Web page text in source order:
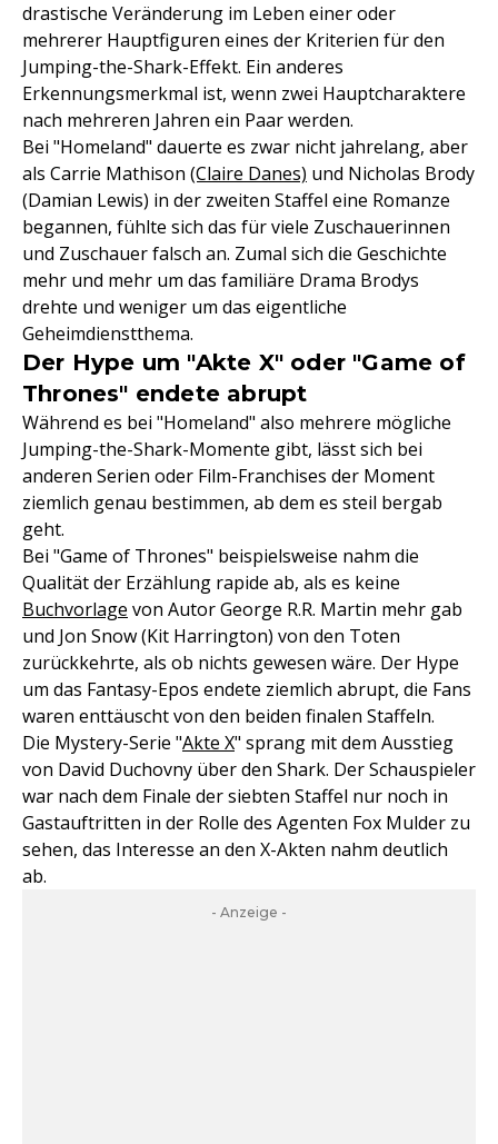
drastische Veränderung im Leben einer oder
mehrerer Hauptfiguren eines der Kriterien für den
Jumping-the-Shark-Effekt. Ein anderes
Erkennungsmerkmal ist, wenn zwei Hauptcharaktere
nach mehreren Jahren ein Paar werden.
Bei "Homeland" dauerte es zwar nicht jahrelang, aber
als Carrie Mathison (Claire Danes) und Nicholas Brody
(Damian Lewis) in der zweiten Staffel eine Romanze
begannen, fühlte sich das für viele Zuschauerinnen
und Zuschauer falsch an. Zumal sich die Geschichte
mehr und mehr um das familiäre Drama Brodys
drehte und weniger um das eigentliche
Geheimdienstthema.
Der Hype um "Akte X" oder "Game of
Thrones" endete abrupt
Während es bei "Homeland" also mehrere mögliche
Jumping-the-Shark-Momente gibt, lässt sich bei
anderen Serien oder Film-Franchises der Moment
ziemlich genau bestimmen, ab dem es steil bergab
geht.
Bei "Game of Thrones" beispielsweise nahm die
Qualität der Erzählung rapide ab, als es keine
Buchvorlage von Autor George R.R. Martin mehr gab
und Jon Snow (Kit Harrington) von den Toten
zurückkehrte, als ob nichts gewesen wäre. Der Hype
um das Fantasy-Epos endete ziemlich abrupt, die Fans
waren enttäuscht von den beiden finalen Staffeln.
Die Mystery-Serie "Akte X" sprang mit dem Ausstieg
von David Duchovny über den Shark. Der Schauspieler
war nach dem Finale der siebten Staffel nur noch in
Gastauftritten in der Rolle des Agenten Fox Mulder zu
sehen, das Interesse an den X-Akten nahm deutlich
ab.
- Anzeige -